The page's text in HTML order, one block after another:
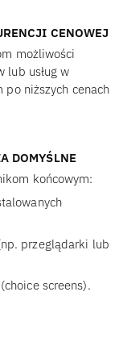
CENOWEJ
możliwości
lub usług w
po niższych cenach
DOMYŚLNE
końcowym:
przeglądarki lub
screens).